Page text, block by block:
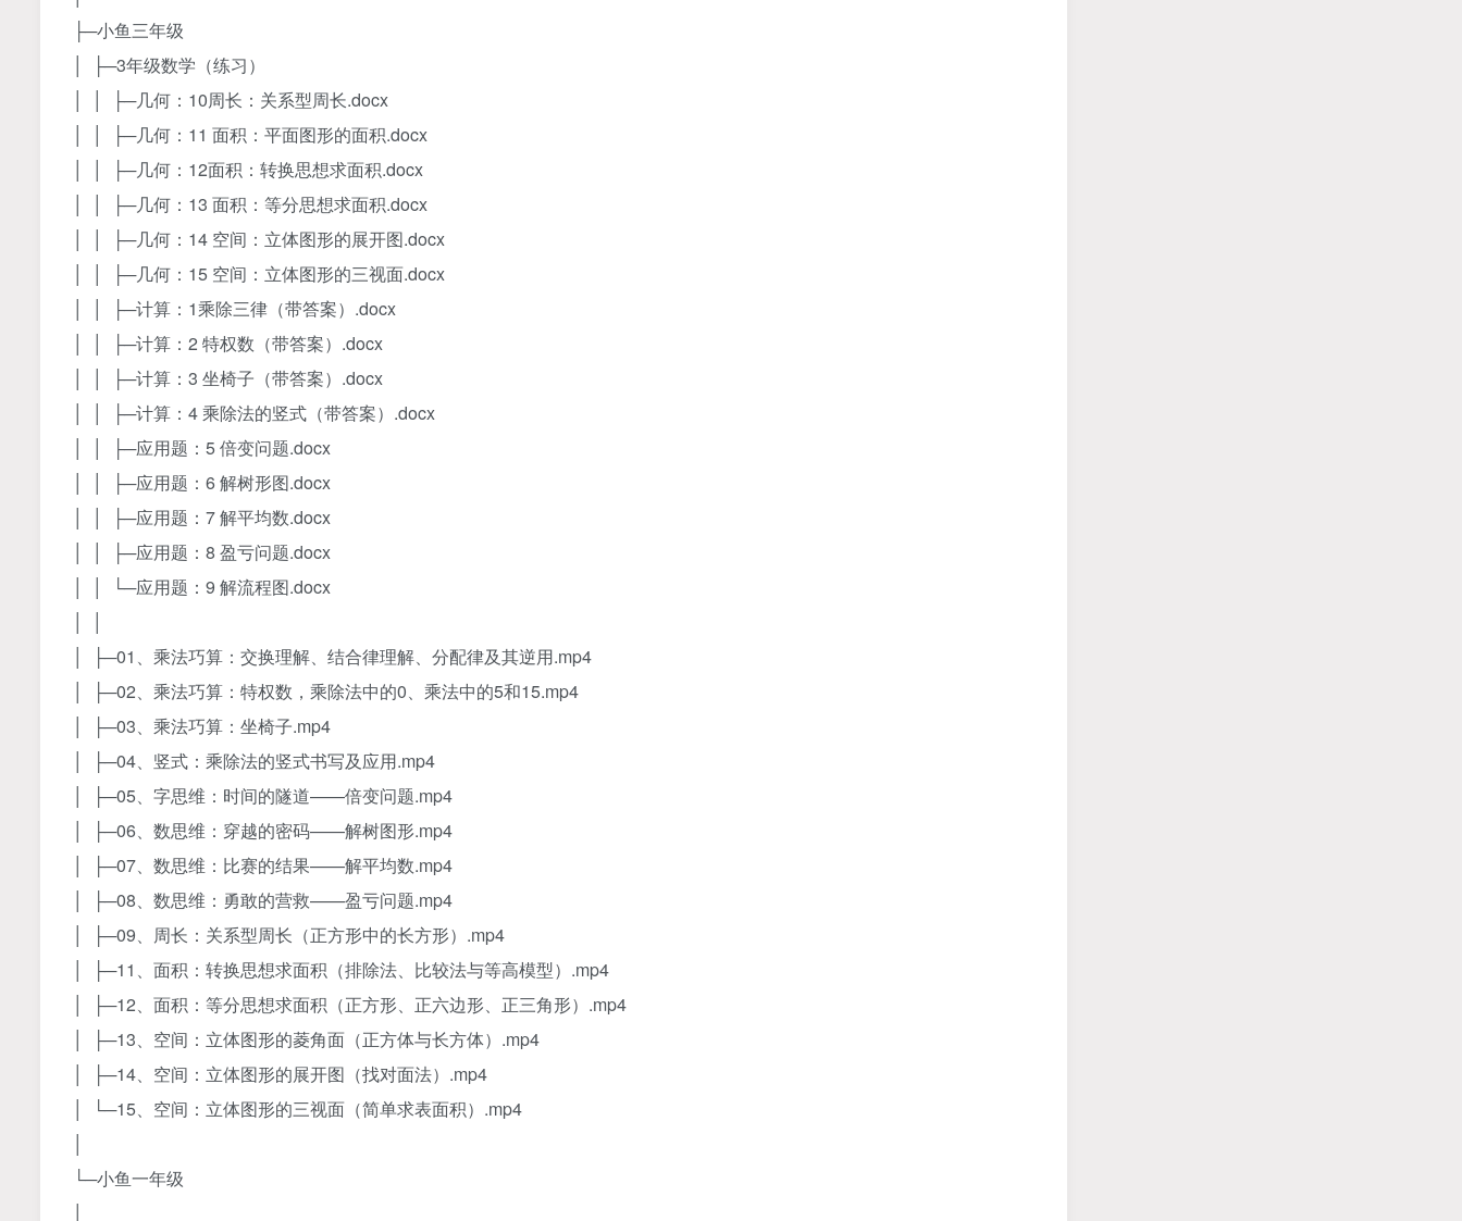
├─小鱼三年级
│ ├─3年级数学（练习）
│ │ ├─几何：10周长：关系型周长.docx
│ │ ├─几何：11 面积：平面图形的面积.docx
│ │ ├─几何：12面积：转换思想求面积.docx
│ │ ├─几何：13 面积：等分思想求面积.docx
│ │ ├─几何：14 空间：立体图形的展开图.docx
│ │ ├─几何：15 空间：立体图形的三视面.docx
│ │ ├─计算：1乘除三律（带答案）.docx
│ │ ├─计算：2 特权数（带答案）.docx
│ │ ├─计算：3 坐椅子（带答案）.docx
│ │ ├─计算：4 乘除法的竖式（带答案）.docx
│ │ ├─应用题：5 倍变问题.docx
│ │ ├─应用题：6 解树形图.docx
│ │ ├─应用题：7 解平均数.docx
│ │ ├─应用题：8 盈亏问题.docx
│ │ └─应用题：9 解流程图.docx
│ ├─01、乘法巧算：交换理解、结合律理解、分配律及其逆用.mp4
│ ├─02、乘法巧算：特权数，乘除法中的0、乘法中的5和15.mp4
│ ├─03、乘法巧算：坐椅子.mp4
│ ├─04、竖式：乘除法的竖式书写及应用.mp4
│ ├─05、字思维：时间的隧道——倍变问题.mp4
│ ├─06、数思维：穿越的密码——解树图形.mp4
│ ├─07、数思维：比赛的结果——解平均数.mp4
│ ├─08、数思维：勇敢的营救——盈亏问题.mp4
│ ├─09、周长：关系型周长（正方形中的长方形）.mp4
│ ├─11、面积：转换思想求面积（排除法、比较法与等高模型）.mp4
│ ├─12、面积：等分思想求面积（正方形、正六边形、正三角形）.mp4
│ ├─13、空间：立体图形的菱角面（正方体与长方体）.mp4
│ ├─14、空间：立体图形的展开图（找对面法）.mp4
│ └─15、空间：立体图形的三视面（简单求表面积）.mp4
└─小鱼一年级